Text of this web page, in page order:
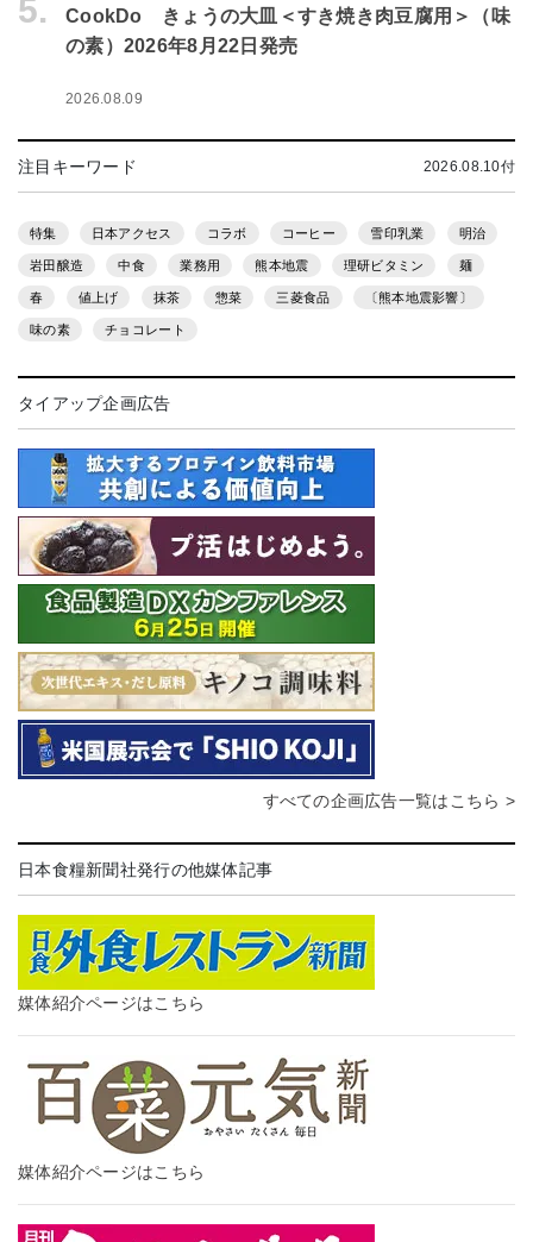
5.
CookDo きょうの大皿＜すき焼き肉豆腐用＞（味
の素）2026年8月22日発売
2026.08.09
注目キーワード 2026.08.10付
特集 日本アクセス コラボ コーヒー 雪印乳業 明治
岩田醸造 中食 業務用 熊本地震 理研ビタミン 麺
春 値上げ 抹茶 惣菜 三菱食品 〔熊本地震影響〕
味の素 チョコレート
タイアップ企画広告
すべての企画広告一覧はこちら >
日本食糧新聞社発行の他媒体記事
媒体紹介ページはこちら
媒体紹介ページはこちら